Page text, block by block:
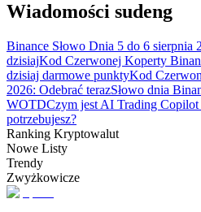
Strategie handlowe
Dowiedz się, jak zachować
Wiadomości sudeng
Binance Słowo Dnia 5 do 6 sierpnia
dzisiajKod Czerwonej Koperty
dzisiaj darmowe punktyKod
2026: Odebrać terazSłowo dnia
WOTDCzym jest AI Trading
potrzebujesz?
Ranking Kryptowalut
Nowe Listy
Trendy
Zwyżkowicze